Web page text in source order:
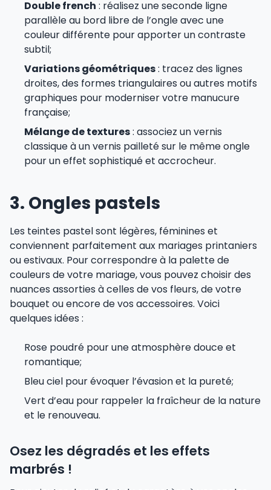
Double french : réalisez une seconde ligne
parallèle au bord libre de l’ongle avec une
couleur différente pour apporter un contraste
subtil;
Variations géométriques: tracez des lignes
droites, des formes triangulaires ou autres motifs
graphiques pour moderniser votre manucure
française;
Mélange de textures: associez un vernis
classique à un vernis pailleté sur le même ongle
pour un effet sophistiqué et accrocheur.
3. Ongles pastels
Les teintes pastel sont légères, féminines et
conviennent parfaitement aux mariages printaniers
ou estivaux. Pour correspondre à la palette de
couleurs de votre mariage, vous pouvez choisir des
nuances assorties à celles de vos fleurs, de votre
bouquet ou encore de vos accessoires. Voici
quelques idées :
Rose poudré pour une atmosphère douce et
romantique;
Bleu ciel pour évoquer l’évasion et la pureté;
Vert d’eau pour rappeler la fraîcheur de la nature
et le renouveau.
Osez les dégradés et les effets
marbrés !